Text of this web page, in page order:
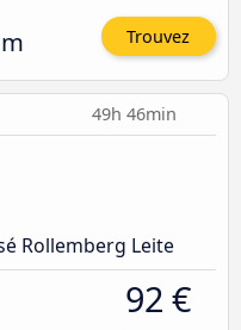
Trouvez
49h 46min
Rollemberg Leite
92 €